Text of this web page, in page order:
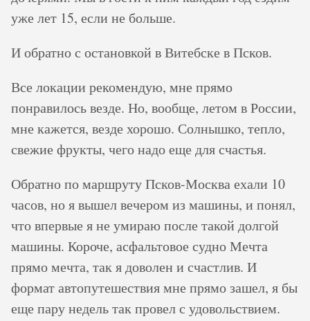
уже лет 15, если не больше.
И обратно с остановкой в Витебске в Псков.
Все локации рекомендую, мне прямо
понравилось везде. Но, вообще, летом в России,
мне кажется, везде хорошо. Солнышко, тепло,
свежие фрукты, чего надо еще для счастья.
Обратно по маршруту Псков-Москва ехали 10
часов, но я вышел вечером из машины, и понял,
что впервые я не умираю после такой долгой
машины. Короче, асфальтовое судно Мечта
прямо мечта, так я доволен и счастлив. И
формат автопутешествия мне прямо зашел, я бы
еще пару недель так провел с удовольствием.